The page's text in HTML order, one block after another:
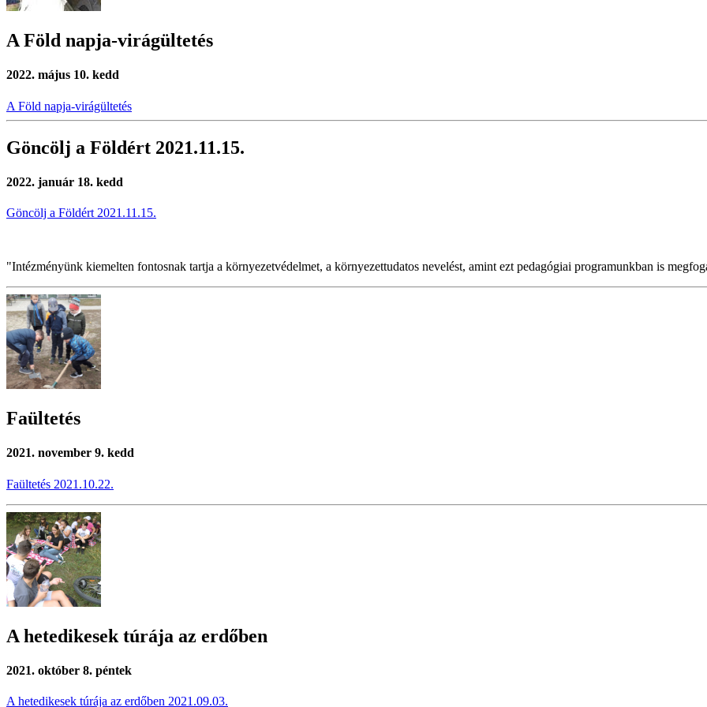
A Föld napja-virágültetés
2022. május 10. kedd
A Föld napja-virágültetés
Göncölj a Földért 2021.11.15.
2022. január 18. kedd
Göncölj a Földért 2021.11.15.
"Intézményünk kiemelten fontosnak tartja a környezetvédelmet, a környezettudatos nevelést, amint ezt pedagógiai programunkban is
Faültetés
2021. november 9. kedd
Faültetés 2021.10.22.
A hetedikesek túrája az erdőben
2021. október 8. péntek
A hetedikesek túrája az erdőben 2021.09.03.